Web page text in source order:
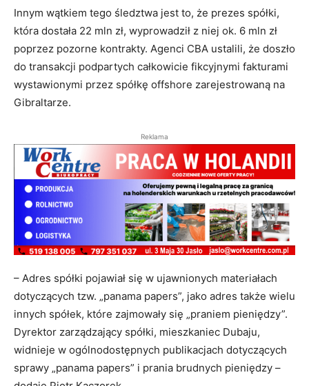
Innym wątkiem tego śledztwa jest to, że prezes spółki,
która dostała 22 mln zł, wyprowadził z niej ok. 6 mln zł
poprzez pozorne kontrakty. Agenci CBA ustalili, że doszło
do transakcji podpartych całkowicie fikcyjnymi fakturami
wystawionymi przez spółkę offshore zarejestrowaną na
Gibraltarze.
Reklama
– Adres spółki pojawiał się w ujawnionych materiałach
dotyczących tzw. „panama papers”, jako adres także wielu
innych spółek, które zajmowały się „praniem pieniędzy”.
Dyrektor zarządzający spółki, mieszkaniec Dubaju,
widnieje w ogólnodostępnych publikacjach dotyczących
sprawy „panama papers” i prania brudnych pieniędzy –